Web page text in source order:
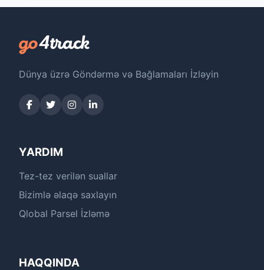
Dünya üzrə Göndərmə və Bağlamaları İzləyin
YARDIM
Tez-tez verilən suallar
Bizimlə əlaqə saxlayın
Qlobal Parsel İzləmə
HAQQINDA